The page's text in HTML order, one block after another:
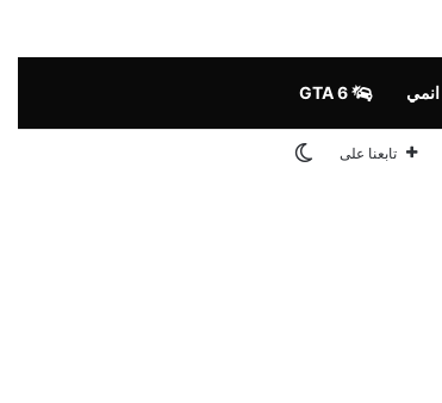
انمي
تابعنا على الوضع المظلم